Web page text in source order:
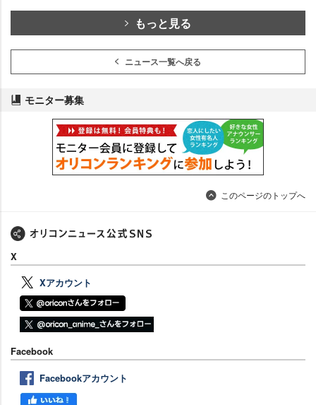
もっと見る
ニュース一覧へ戻る
モニター募集
このページのトップへ
X
Xアカウント
Facebook
Facebookアカウント